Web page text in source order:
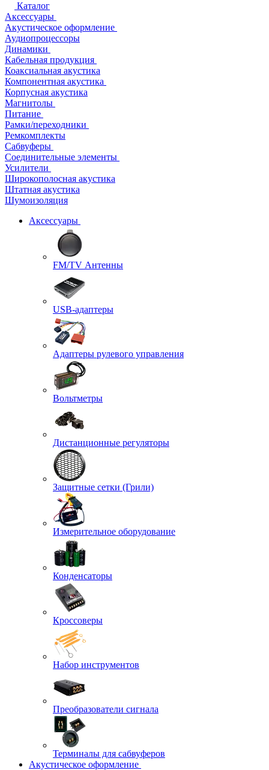
Каталог
Аксессуары
Акустическое оформление
Аудиопроцессоры
Динамики
Кабельная продукция
Коаксиальная акустика
Компонентная акустика
Корпусная акустика
Магнитолы
Питание
Рамки/переходники
Ремкомплекты
Сабвуферы
Соединительные элементы
Усилители
Широкополосная акустика
Штатная акустика
Шумоизоляция
Аксессуары
FM/TV Антенны
USB-адаптеры
Адаптеры рулевого управления
Вольтметры
Дистанционные регуляторы
Защитные сетки (Грили)
Измерительное оборудование
Конденсаторы
Кроссоверы
Набор инструментов
Преобразователи сигнала
Терминалы для сабвуферов
Акустическое оформление